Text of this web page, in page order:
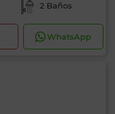
2 Baños
WhatsApp